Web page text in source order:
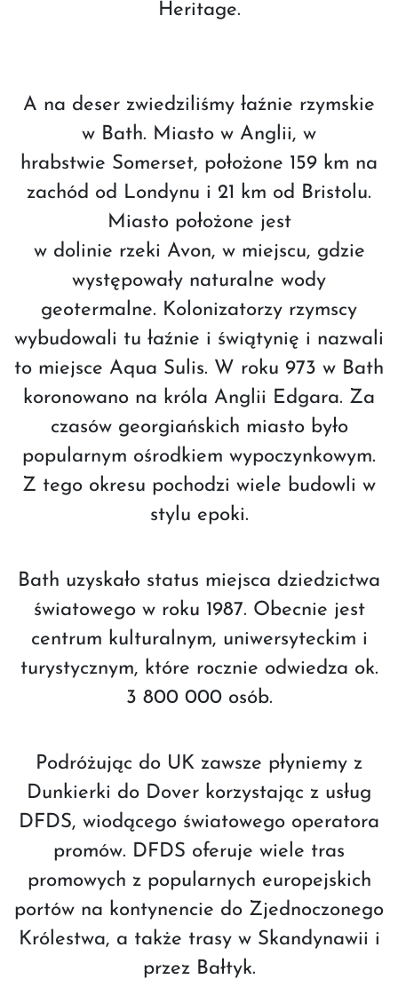
Heritage.
A na deser zwiedziliśmy łaźnie rzymskie
w Bath. Miasto w Anglii, w
hrabstwie Somerset, położone 159 km na
zachód od Londynu i 21 km od Bristolu.
Miasto położone jest
w dolinie rzeki Avon, w miejscu, gdzie
występowały naturalne wody
geotermalne. Kolonizatorzy rzymscy
wybudowali tu łaźnie i świątynię i nazwali
to miejsce Aqua Sulis. W roku 973 w Bath
koronowano na króla Anglii Edgara. Za
czasów georgiańskich miasto było
popularnym ośrodkiem wypoczynkowym.
Z tego okresu pochodzi wiele budowli w
stylu epoki.
Bath uzyskało status miejsca dziedzictwa
światowego w roku 1987. Obecnie jest
centrum kulturalnym, uniwersyteckim i
turystycznym, które rocznie odwiedza ok.
3 800 000 osób.
Podróżując do UK zawsze płyniemy z
Dunkierki do Dover korzystając z usług
DFDS, wiodącego światowego operatora
promów. DFDS oferuje wiele tras
promowych z popularnych europejskich
portów na kontynencie do Zjednoczonego
Królestwa, a także trasy w Skandynawii i
przez Bałtyk.